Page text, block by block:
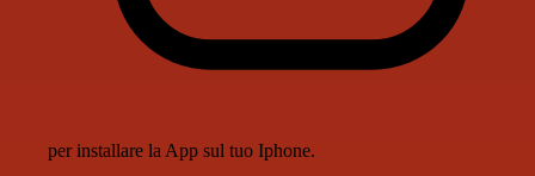
per installare la App sul tuo Iphone.